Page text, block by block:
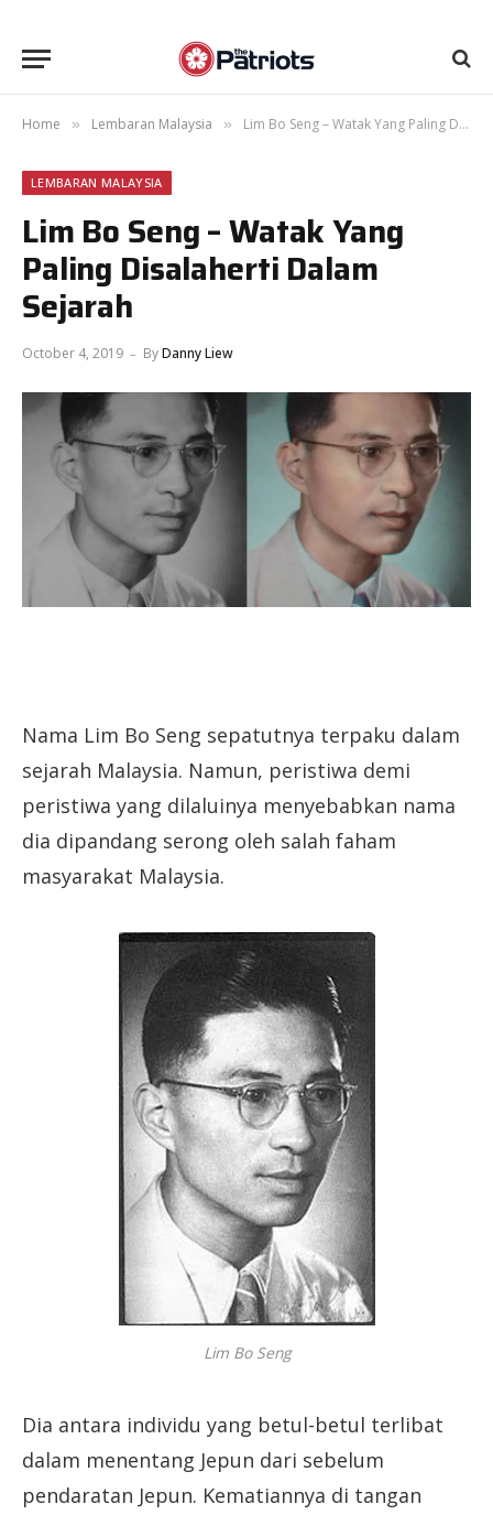
Home » Lembaran Malaysia » Lim Bo Seng – Watak Yang Paling Disalaherti Dalam Sejarah
LEMBARAN MALAYSIA
Lim Bo Seng – Watak Yang
Paling Disalaherti Dalam
Sejarah
October 4, 2019 ByDanny Liew
Nama Lim Bo Seng sepatutnya terpaku dalam
sejarah Malaysia. Namun, peristiwa demi
peristiwa yang dilaluinya menyebabkan nama
dia dipandang serong oleh salah faham
masyarakat Malaysia.
Lim Bo Seng
Dia antara individu yang betul-betul terlibat
dalam menentang Jepun dari sebelum
pendaratan Jepun. Kematiannya di tangan